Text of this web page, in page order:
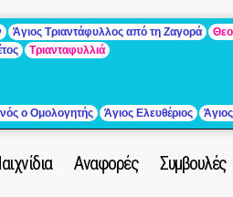
Άγιος Τριαντάφυλλος από τη Ζαγορά
Τριανταφυλλιά
ο Ομολογητής Άγιος Ελευθέριος
Αναφορές Συμβουλές